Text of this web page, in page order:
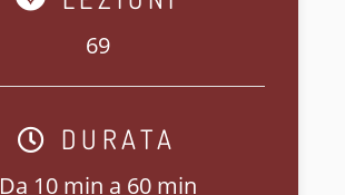
69
DURATA
Da 10 min a 60 min